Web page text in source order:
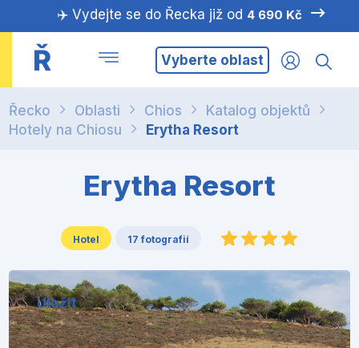
✈️ Vydejte se do Řecka již od 4 690 Kč
Ř Vyberte oblast
Řecko Oblasti Chios
Katalog objektů
Hotely na Chiosu
Erytha Resort
Erytha Resort
Hotel 17 fotografií
Uložit